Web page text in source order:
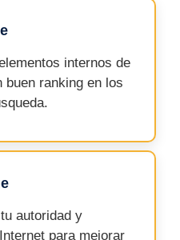
internos de
buen ranking en los
autoridad y
para mejorar